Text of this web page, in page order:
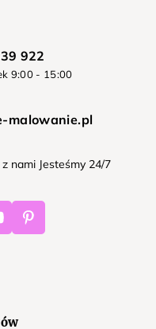
922
9:00 - 15:00
malowanie.pl
nami Jesteśmy 24/7
Youtube Pinterest